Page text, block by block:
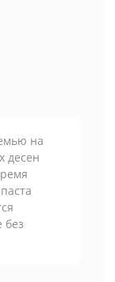
на
десен
без